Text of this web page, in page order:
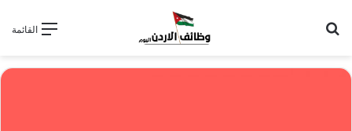
القائمة